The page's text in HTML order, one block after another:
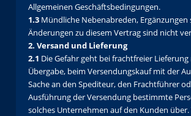
Allgemeinen Geschäftsbedingungen.
1.3 Mündliche Nebenabreden, Ergänzungen
Änderungen zu diesem Vertrag sind nicht
2. Versand und Lieferung
2.1 Die Gefahr geht bei frachtfreier
Übergabe, beim Versendungskauf mit der
Sache an den Spediteur, den Frachtführer
Ausführung der Versendung bestimmte
solches Unternehmen auf den Kunden